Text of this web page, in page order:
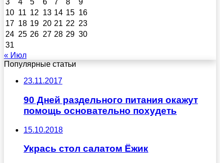
3
4 5 6 7 8
9
10 11 12 13 14 15 16
17 18 19 20 21 22 23
24 25 26 27 28 29 30
31
« Июл
Популярные статьи
23.11.2017
90 Дней раздельного питания окажут
помощь основательно похудеть
15.10.2018
Укрась стол салатом Ёжик